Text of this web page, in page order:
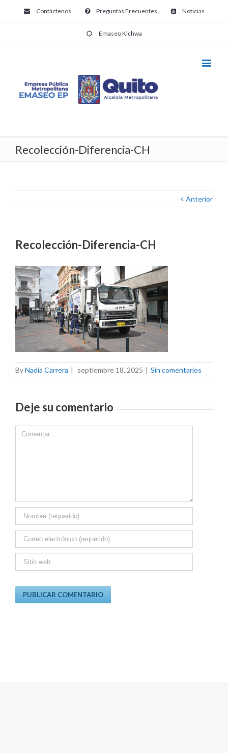
Contáctenos Preguntas Frecuentes Noticias
Emaseo Kichwa
Recolección-Diferencia-CH
Anterior
Recolección-Diferencia-CH
ByNadia Carrera | septiembre 18, 2025 | Sin comentarios
Deje su comentario
Comment